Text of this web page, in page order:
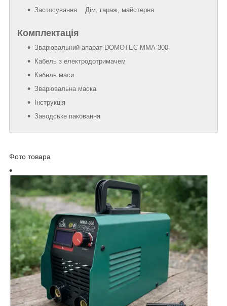
Застосування Дім, гараж, майстерня
Комплектація
Зварювальний апарат DOMOTEC MMA-300
Кабель з електродотримачем
Кабель маси
Зварювальна маска
Інструкція
Заводське паковання
Фото товара